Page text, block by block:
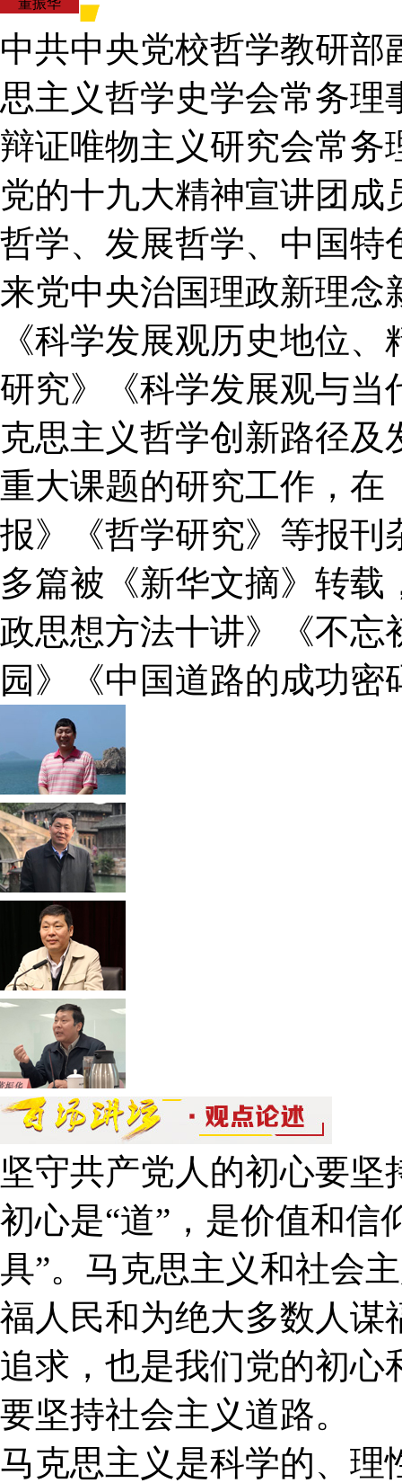
董振华
中共中央党校哲学教研
思主义哲学史学会常务理
辩证唯物主义研究会常务
党的十九大精神宣讲团
哲学、发展哲学、中国特
来党中央治国理政新理念
《科学发展观历史地位
研究》《科学发展观与当
克思主义哲学创新路径
重大课题的研究工作，在
报》《哲学研究》等报刊
多篇被《新华文摘》转
政思想方法十讲》《不忘
园》《中国道路的成功密
坚守共产党人的初心要坚
初心是“道”，是价值和信
具”。马克思主义和社会
福人民和为绝大多数人谋
追求，也是我们党的初心
要坚持社会主义道路。
马克思主义是科学的、理